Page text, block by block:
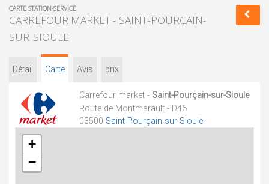
CARTE STATION-SERVICE
CARREFOUR MARKET - SAINT-POURÇAIN-
SUR-SIOULE
Détail Carte Avis prix
Carrefour market - Saint-Pourçain-sur-Sioule
Route de Montmarault - D46
03500 Saint-Pourçain-sur-Sioule
+
−